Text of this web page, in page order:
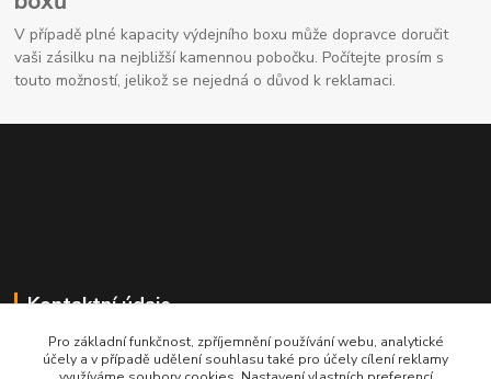
V případě plné kapacity výdejního boxu může dopravce doručit
vaši zásilku na nejbližší kamennou pobočku. Počítejte prosím s
touto možností, jelikož se nejedná o důvod k reklamaci.
Kontaktní údaje
704691325
Pro základní funkčnost, zpříjemnění používání webu, analytické
účely a v případě udělení souhlasu také pro účely cílení reklamy